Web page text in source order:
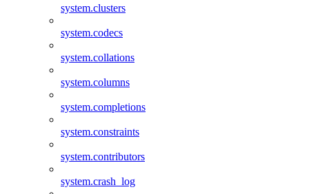
system.clusters
system.codecs
system.collations
system.columns
system.completions
system.constraints
system.contributors
system.crash_log